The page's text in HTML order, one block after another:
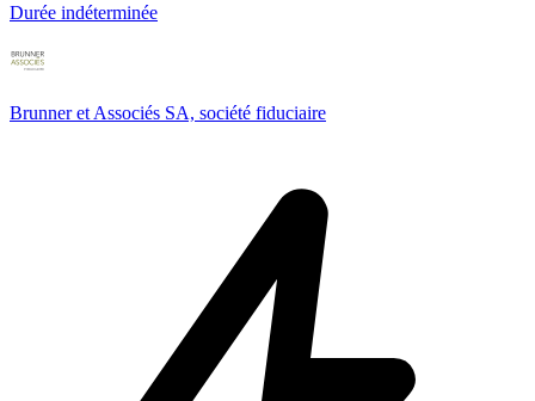
Durée indéterminée
Brunner et Associés SA, société fiduciaire